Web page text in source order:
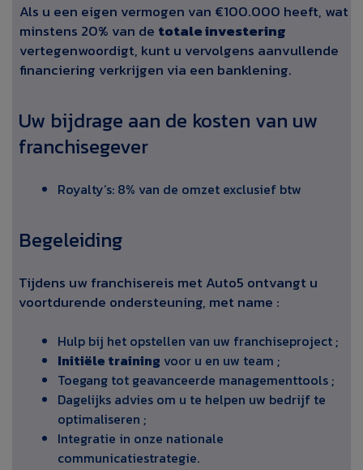
Als u een eigen vermogen van €100.000 heeft, wat
minstens 20% van de totale investering
vertegenwoordigt, kunt u vervolgens aanvullende
financiering verkrijgen via een banklening.
Uw bijdrage aan de kosten van uw
franchisegever
Royalty’s: 8% van de omzet exclusief btw
Begeleiding
Tijdens uw franchisereis met Auto5 ontvangt u
voortdurende ondersteuning, met name :
Hulp bij het opstellen van uw franchiseproject ;
Initiële training voor u en uw team ;
Toegang tot geavanceerde managementtools ;
Dagelijks advies om u te helpen uw bedrijf te
optimaliseren ;
Integratie in onze nationale
communicatiestrategie.